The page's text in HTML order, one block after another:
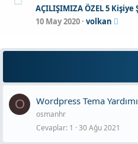
10 May 2020 volkan
O Wordpress Tema Yardımı
osmanhr
Cevaplar 1 30 Ağu 2021